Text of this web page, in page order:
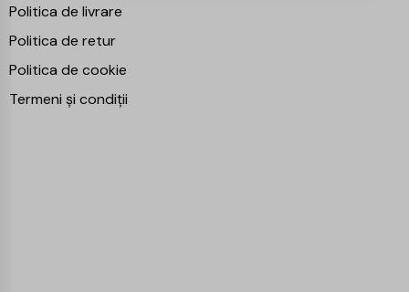
Politica de livrare
Politica de retur
Politica de cookie
Termeni și condiții